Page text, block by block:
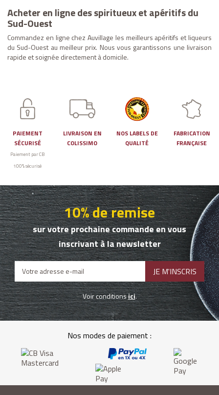
Acheter en ligne des spiritueux et apéritifs du
Sud-Ouest
Commandez en ligne chez Auvillage les meilleurs apéritifs et liqueurs
du Sud-Ouest au meilleur prix. Nous vous garantissons une livraison
rapide et soignée directement à domicile.
PAIEMENT
SÉCURISÉ
Paiement par CB
100% sécurisé
LIVRAISON EN
COLISSIMO
NOS LABELS DE
QUALITÉ
FABRICATION
FRANÇAISE
10% de remise
sur votre prochaine commande en vous
inscrivant à la newsletter
Voir conditionsici.
Nos modes de paiement :